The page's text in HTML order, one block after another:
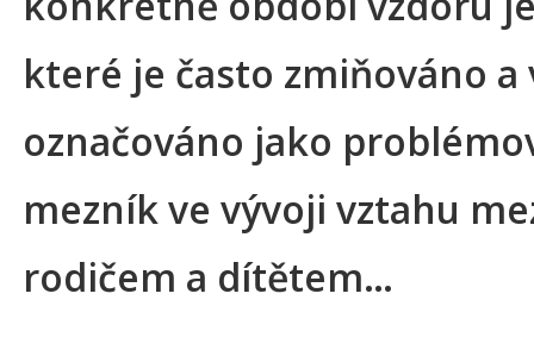
které je často zmiňováno a
označováno jako
mezník ve vývoji vztahu
rodičem a dítětem…